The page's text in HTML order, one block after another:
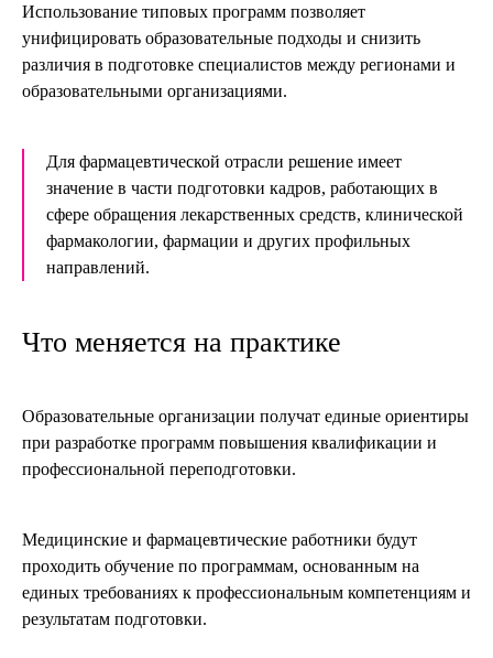
Использование типовых программ позволяет
унифицировать образовательные подходы и снизить
различия в подготовке специалистов между регионами и
образовательными организациями.
Для фармацевтической отрасли решение имеет
значение в части подготовки кадров, работающих в
сфере обращения лекарственных средств, клинической
фармакологии, фармации и других профильных
направлений.
Что меняется на практике
Образовательные организации получат единые ориентиры
при разработке программ повышения квалификации и
профессиональной переподготовки.
Медицинские и фармацевтические работники будут
проходить обучение по программам, основанным на
единых требованиях к профессиональным компетенциям и
результатам подготовки.